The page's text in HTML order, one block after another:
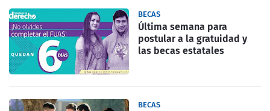
BECAS
Última semana para
postular a la gratuidad y
las becas estatales
BECAS